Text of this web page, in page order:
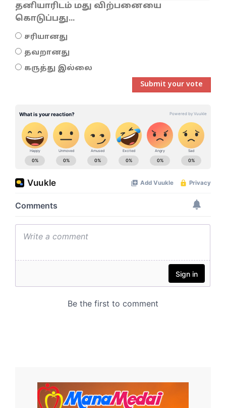
தனியாரிடம் மது விற்பனையை
கொடுப்பது...
சரியானது
தவறானது
கருத்து இல்லை
Submit your vote